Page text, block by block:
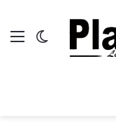
Menu Switch skin